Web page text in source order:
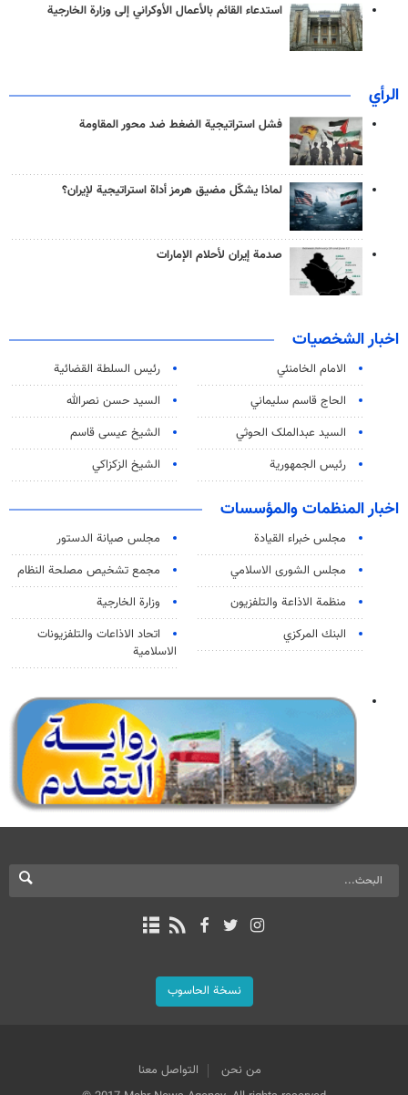
استدعاء القائم بالأعمال الأوكراني إلى وزارة الخارجية
الرأي
فشل استراتيجية الضغط ضد محور المقاومة
لماذا يشكّل مضيق هرمز أداة استراتيجية لإيران؟
صدمة إيران لأحلام الإمارات
اخبار الشخصيات
الامام الخامنئي
رئیس السلطة القضائیة
الحاج قاسم سليماني
السيد حسن نصرالله
السید عبدالملک الحوثي
الشيخ عيسى قاسم
رئيس الجمهورية
الشيخ الزكزاكي
اخبار المنظمات والمؤسسات
مجلس خبراء القيادة
مجلس صيانة الدستور
مجلس الشورى الاسلامي
مجمع تشخيص مصلحة النظام
منظمة الاذاعة والتلفزیون
وزارة الخارجية
البنك المركزي
اتحاد الاذاعات والتلفزيونات
الاسلامية
نسخة الحاسوب
من نحن
التواصل معنا